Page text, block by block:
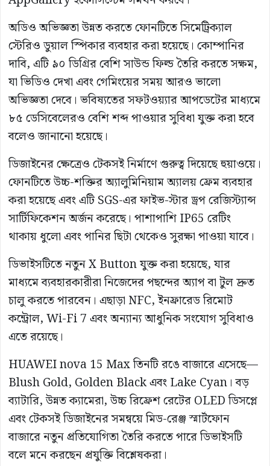
অডিও অভিজ্ঞতা উন্নত করতে ফোনটিতে সিমেট্রিক্যাল
স্টেরিও ডুয়াল স্পিকার ব্যবহার করা হয়েছে। কোম্পানির
দাবি, এটি ৯০ ডিগ্রির বেশি সাউন্ড ফিল্ড তৈরি করতে সক্ষম,
যা ভিডিও দেখা এবং গেমিংয়ের সময় আরও ভালো
অভিজ্ঞতা দেবে। ভবিষ্যতের সফটওয়্যার আপডেটের মাধ্যমে
৮৫ ডেসিবেলেরও বেশি শব্দ পাওয়ার সুবিধা যুক্ত করা হবে
বলেও জানানো হয়েছে।
ডিজাইনের ক্ষেত্রেও টেকসই নির্মাণে গুরুত্ব দিয়েছে হুয়াওয়ে।
ফোনটিতে উচ্চ-শক্তির অ্যালুমিনিয়াম অ্যালয় ফ্রেম ব্যবহার
করা হয়েছে এবং এটি SGS-এর ফাইভ-স্টার ড্রপ রেজিস্ট্যান্স
সার্টিফিকেশন অর্জন করেছে। পাশাপাশি IP65 রেটিং
থাকায় ধুলো এবং পানির ছিটা থেকেও সুরক্ষা পাওয়া যাবে।
ডিভাইসটিতে নতুন X Button যুক্ত করা হয়েছে, যার
মাধ্যমে ব্যবহারকারীরা নিজেদের পছন্দের অ্যাপ বা টুল দ্রুত
চালু করতে পারবেন। এছাড়া NFC, ইনফ্রারেড রিমোট
কন্ট্রোল, Wi-Fi 7 এবং অন্যান্য আধুনিক সংযোগ সুবিধাও
এতে রয়েছে।
HUAWEI nova 15 Max তিনটি রঙে বাজারে এসেছে—
Blush Gold, Golden Black এবং Lake Cyan। বড়
ব্যাটারি, উন্নত ক্যামেরা, উচ্চ রিফ্রেশ রেটের OLED ডিসপ্লে
এবং টেকসই ডিজাইনের সমন্বয়ে মিড-রেঞ্জ স্মার্টফোন
বাজারে নতুন প্রতিযোগিতা তৈরি করতে পারে ডিভাইসটি
বলে মনে করছেন প্রযুক্তি বিশ্লেষকরা।